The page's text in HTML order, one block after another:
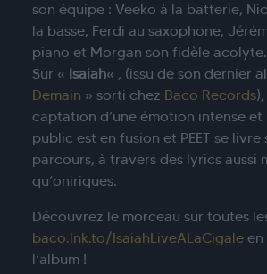
son équipe : Veeko à la batterie,
la basse, Ferdi au saxophone,
piano et Morgan son fidèle acolyte.
Sur « Isaiah« , (issu de son dernier
Demain » sorti chez Baco Records
captation d’une émotion intense
public est en fusion et PEET se livre
parcours, à travers des lyrics aussi
qu’oniriques.
Découvrez le morceau sur toutes
baco.lnk.to/IsaiahLiveALaCigaleen
l’album !